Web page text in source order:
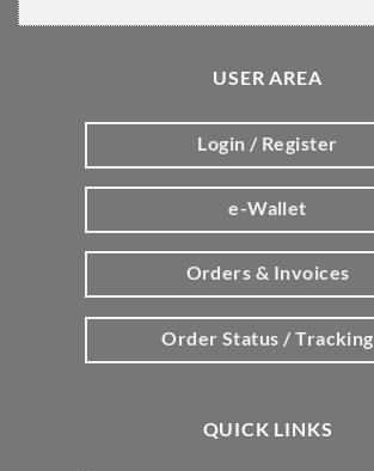
USER AREA
Login / Register
e-Wallet
Orders & Invoices
Order Status / Tracking
QUICK LINKS